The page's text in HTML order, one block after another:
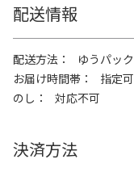
配送情報
配送方法
ゆうパック
お届け時間帯
指定可
のし
対応不可
決済方法